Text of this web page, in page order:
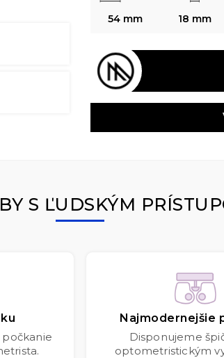
54 mm 18 mm
S ĽUDSKÝM
počkanie
Najmodernejšie
Disponujeme
optometristickým